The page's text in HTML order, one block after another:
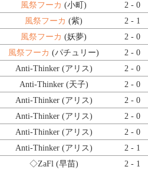
風祭フーカ (小町) 2 - 0
風祭フーカ (紫) 2 - 1
風祭フーカ (妖夢) 2 - 0
風祭フーカ (パチュリー) 2 - 0
Anti-Thinker (アリス) 2 - 0
Anti-Thinker (天子) 2 - 0
Anti-Thinker (アリス) 2 - 0
Anti-Thinker (アリス) 2 - 0
Anti-Thinker (アリス) 2 - 0
Anti-Thinker (アリス) 2 - 1
◇ZaFl(早苗) 2 - 1